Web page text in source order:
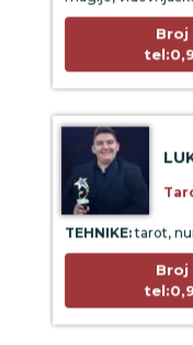
TEHNIKE: tarot,